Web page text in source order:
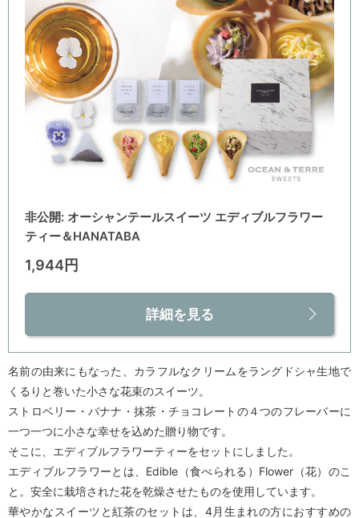
非公開: オーシャンテールスイーツ エディブルフラワー
ティー＆HANATABA
1,944円
詳細を見る
名前の由来にもなった、カラフルなクリームをラングドシャ生地で
くるりと巻いた小さな花束のスイーツ。
ストロベリー・バナナ・抹茶・チョコレートの４つのフレーバーに
一つ一つに小さな幸せを込めた贈り物です。
そこに、エディブルフラワーティーをセットにしました。
エディブルフラワーとは、Edible（食べられる）Flower（花）のこ
と。安全に栽培された花を乾燥させたものを使用しています。
華やかなスイーツと紅茶のセットは、4月生まれの方におすすめの